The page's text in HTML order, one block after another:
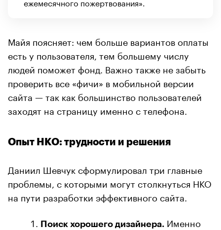
Майя поясняет: чем больше вариантов оплаты
есть у пользователя, тем большему числу
людей поможет фонд. Важно также не забыть
проверить все «фичи» в мобильной версии
сайта — так как большинство пользователей
заходят на страницу именно с телефона.
Опыт НКО: трудности и решения
Даниил Шевчук сформулировал три главные
проблемы, с которыми могут столкнуться НКО
на пути разработки эффективного сайта.
Поиск хорошего дизайнера. Именно